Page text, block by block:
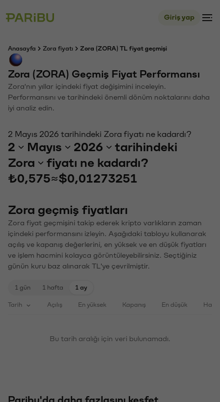
Giriş yap
Anasayfa Zora fiyatı Zora (ZORA) TL fiyat geçmişi
Zora (ZORA) Geçmiş Fiyat Performansı
Zora'nın yıllar içindeki fiyat değişimini inceleyin.
Performansını ve tarihindeki önemli dönüm noktalarını daha
iyi analiz edin.
2 Mayıs 2026 tarihindeki Zora fiyatı ne kadardı?
2 Mayıs 2026
tarihindeki
Zora
fiyatı ne kadardı?
₺0,575≈$0,01273251
Zora geçmiş fiyatları
Zora fiyat geçmişini takip ederek kripto varlıkların zaman
içindeki performansını izleyin. Aşağıdaki tabloyu kullanarak
açılış ve kapanış değerlerini, en yüksek ve en düşük fiyatları
ve işlem hacmini kolayca görüntüleyebilirsiniz. Seçtiğiniz
günün kuru baz alınarak TL'ye çevrilmiştir.
1 gün 1 hafta 1 ay
Tarih Açılış En yüksek Kapanış En düşük
Bu tarih aralığı için veri bulunamadı.